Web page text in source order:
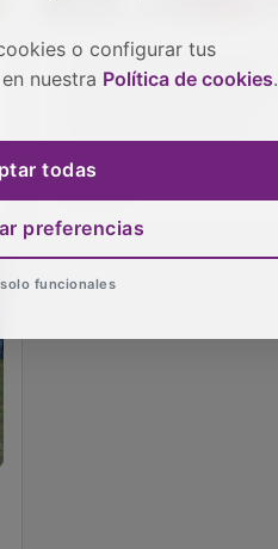
Jaime Migallón queda
decimocuarto, segundo
sub 20
o configurar tus
nuestra Política de cookies.
todas
preferencias
funcionales